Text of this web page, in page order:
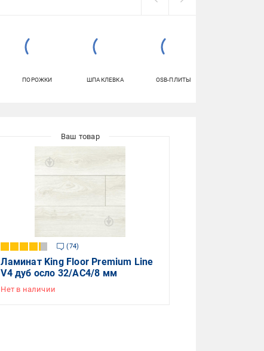
ПОРОЖКИ ШПАКЛЕВКА OSB-ПЛИТЫ
74
Ламинат King Floor Premium Line
V4 дуб осло 32/АС4/8 мм
Нет в наличии